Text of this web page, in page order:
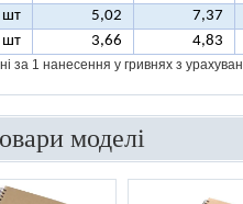
шт
5,02 7,37
шт
3,66 4,83
за 1 нанесення у гривнях з
моделі